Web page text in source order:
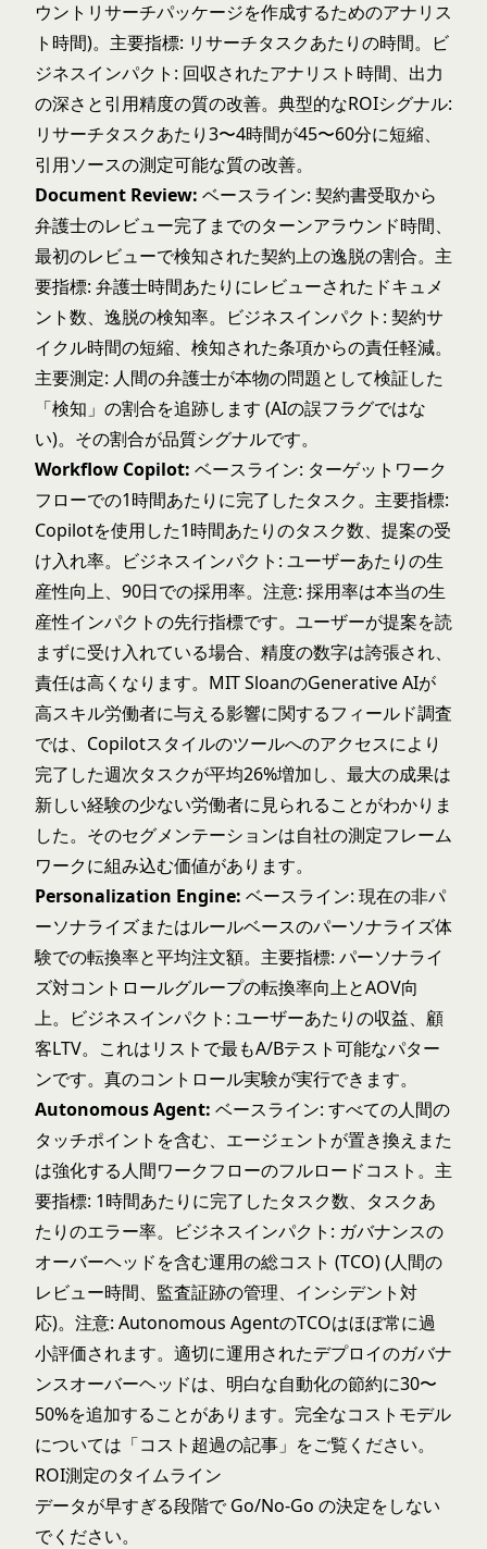
ウントリサーチパッケージを作成するためのアナリス
ト時間)。主要指標: リサーチタスクあたりの時間。ビ
ジネスインパクト: 回収されたアナリスト時間、出力
の深さと引用精度の質の改善。典型的なROIシグナル:
リサーチタスクあたり3〜4時間が45〜60分に短縮、
引用ソースの測定可能な質の改善。
Document Review: ベースライン: 契約書受取から
弁護士のレビュー完了までのターンアラウンド時間、
最初のレビューで検知された契約上の逸脱の割合。主
要指標: 弁護士時間あたりにレビューされたドキュメ
ント数、逸脱の検知率。ビジネスインパクト: 契約サ
イクル時間の短縮、検知された条項からの責任軽減。
主要測定: 人間の弁護士が本物の問題として検証した
「検知」の割合を追跡します (AIの誤フラグではな
い)。その割合が品質シグナルです。
Workflow Copilot: ベースライン: ターゲットワーク
フローでの1時間あたりに完了したタスク。主要指標:
Copilotを使用した1時間あたりのタスク数、提案の受
け入れ率。ビジネスインパクト: ユーザーあたりの生
産性向上、90日での採用率。注意: 採用率は本当の生
産性インパクトの先行指標です。ユーザーが提案を読
まずに受け入れている場合、精度の数字は誇張され、
責任は高くなります。MIT SloanのGenerative AIが
高スキル労働者に与える影響に関するフィールド調査
では、Copilotスタイルのツールへのアクセスにより
完了した週次タスクが平均26%増加し、最大の成果は
新しい経験の少ない労働者に見られることがわかりま
した。そのセグメンテーションは自社の測定フレーム
ワークに組み込む価値があります。
Personalization Engine: ベースライン: 現在の非パ
ーソナライズまたはルールベースのパーソナライズ体
験での転換率と平均注文額。主要指標: パーソナライ
ズ対コントロールグループの転換率向上とAOV向
上。ビジネスインパクト: ユーザーあたりの収益、顧
客LTV。これはリストで最もA/Bテスト可能なパター
ンです。真のコントロール実験が実行できます。
Autonomous Agent: ベースライン: すべての人間の
タッチポイントを含む、エージェントが置き換えまた
は強化する人間ワークフローのフルロードコスト。主
要指標: 1時間あたりに完了したタスク数、タスクあ
たりのエラー率。ビジネスインパクト: ガバナンスの
オーバーヘッドを含む運用の総コスト (TCO) (人間の
レビュー時間、監査証跡の管理、インシデント対
応)。注意: Autonomous AgentのTCOはほぼ常に過
小評価されます。適切に運用されたデプロイのガバナ
ンスオーバーヘッドは、明白な自動化の節約に30〜
50%を追加することがあります。完全なコストモデル
については「コスト超過の記事 」をご覧ください。
ROI測定のタイムライン
データが早すぎる段階で Go/No-Go の決定をしない
でください。